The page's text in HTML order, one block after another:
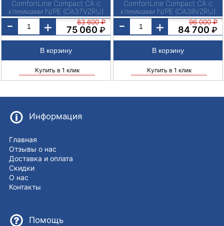
ComfortLine Compact CA c
клеммами N/PE (CA37VZRU)
- + 83 600₽
75 060 ₽
Купить в 1 клик
ComfortLine Compact CA c
клеммами N/PE (CA38VZRU)
- + 96 000₽
84 700 ₽
Купить в 1 клик
Информация
Главная
Отзывы о нас
Доставка и оплата
Скидки
О нас
Контакты
Помощь